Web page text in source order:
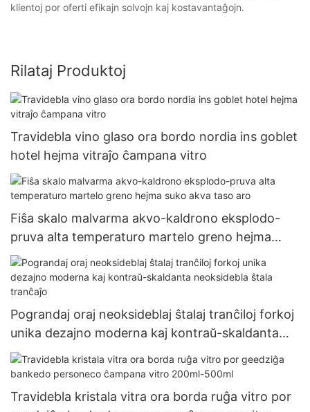
klientoj por oferti efikajn solvojn kaj kostavantaĝojn.
Rilataj Produktoj
Travidebla vino glaso ora bordo nordia ins goblet
hotel hejma vitraĵo ĉampana vitro
Fiŝa skalo malvarma akvo-kaldrono eksplodo-
pruva alta temperaturo martelo greno hejma
suko akva taso aro
Pograndaj oraj neoksideblaj ŝtalaj tranĉiloj forkoj
unika dezajno moderna kaj kontraŭ-skaldanta
neoksidebla ŝtala tranĉaĵo
Travidebla kristala vitra ora borda ruĝa vitro por